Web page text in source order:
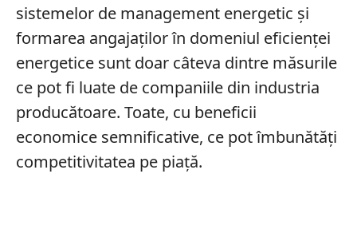
sistemelor de management energetic și
formarea angajaților în domeniul eficienței
energetice sunt doar câteva dintre măsurile
ce pot fi luate de companiile din industria
producătoare. Toate, cu beneficii
economice semnificative, ce pot îmbunătăți
competitivitatea pe piață.